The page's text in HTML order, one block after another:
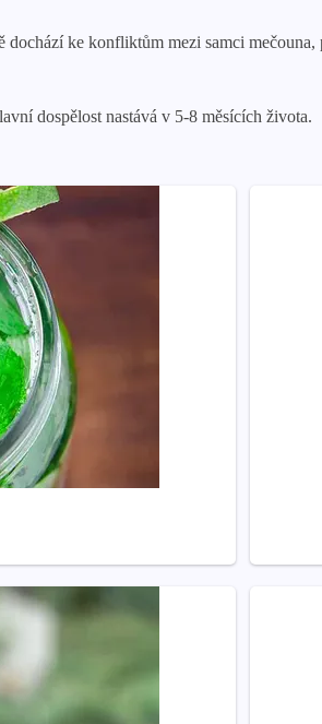
ke konfliktům mezi samci
dospělost nastává v 5-8 měsících života.